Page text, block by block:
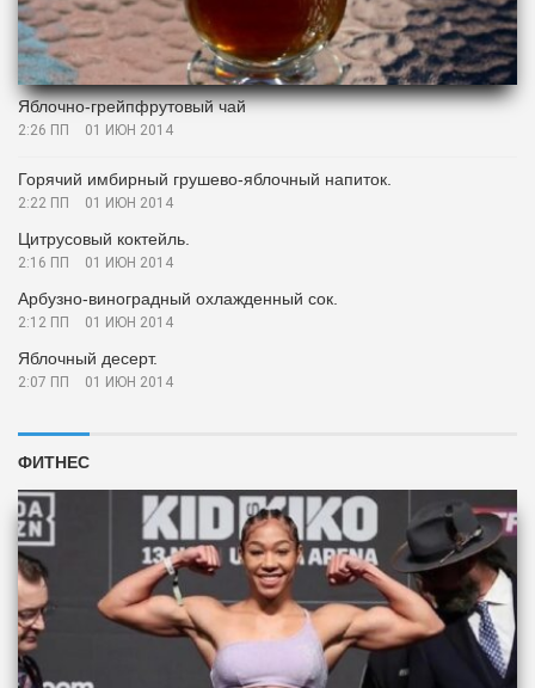
Яблочно-грейпфрутовый чай
2:26 ПП 01 ИЮН 2014
Горячий имбирный грушево-яблочный напиток.
2:22 ПП 01 ИЮН 2014
Цитрусовый коктейль.
2:16 ПП 01 ИЮН 2014
Арбузно-виноградный охлажденный сок.
2:12 ПП 01 ИЮН 2014
Яблочный десерт.
2:07 ПП 01 ИЮН 2014
ФИТНЕС